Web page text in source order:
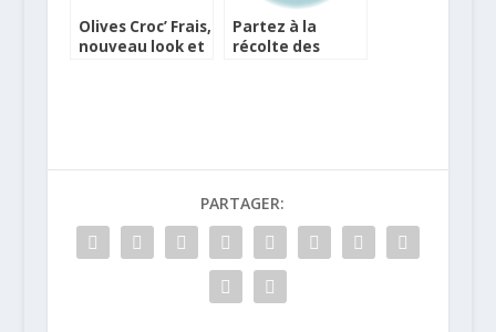
Olives Croc’ Frais,
nouveau look et
Partez à la
récolte des
PARTAGER: